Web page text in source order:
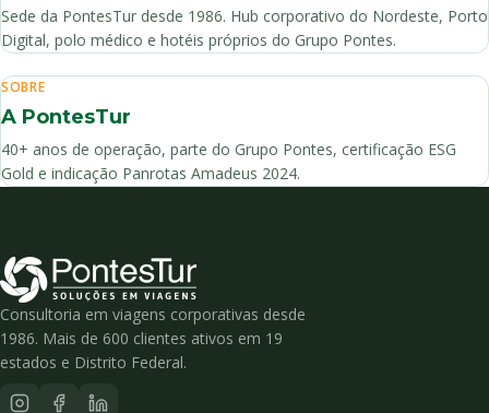
Sede da PontesTur desde 1986. Hub corporativo do Nordeste, Porto
Digital, polo médico e hotéis próprios do Grupo Pontes.
SOBRE
A PontesTur
40+ anos de operação, parte do Grupo Pontes, certificação ESG
Gold e indicação Panrotas Amadeus 2024.
Consultoria em viagens corporativas desde
1986. Mais de 600 clientes ativos em 19
estados e Distrito Federal.